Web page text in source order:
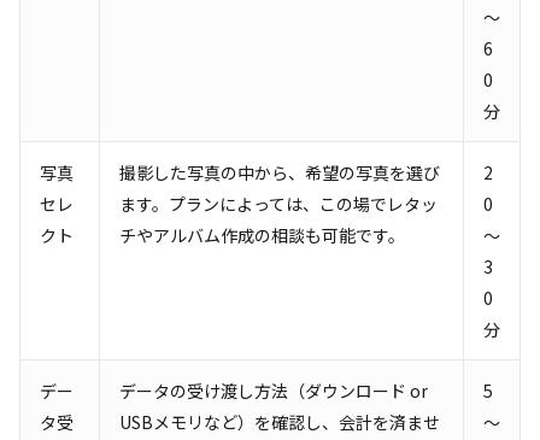
～
6
0
分
写真
セレ
クト
撮影した写真の中から、希望の写真を選び
ます。プランによっては、この場でレタッ
チやアルバム作成の相談も可能です。
2
0
～
3
0
分
デー
タ受
データの受け渡し方法（ダウンロード or
USBメモリなど）を確認し、会計を済ませ
5
～